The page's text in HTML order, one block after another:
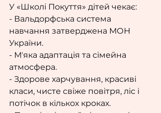
У «Школі Покуття» дітей чекає:
- Вальдорфська система
навчання затверджена МОН
України.
- Мʼяка адаптація та сімейна
атмосфера.
- Здорове харчування, красиві
класи, чисте свіже повітря, ліс і
потічок в кількох кроках.